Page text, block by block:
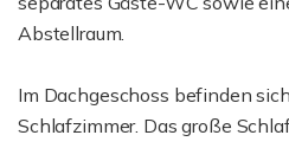
Abstellraum.
Im Dachgeschoss befinden
Schlafzimmer. Das große